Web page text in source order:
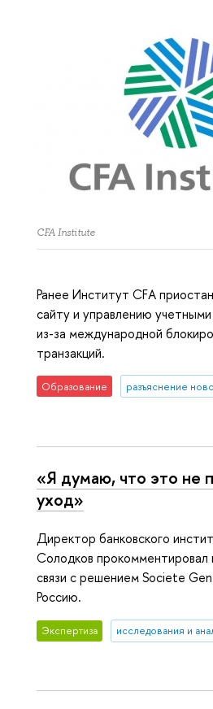
CFA Institute
Ранее Институт CFA
сайту и управлению учетными
из-за международной
транзакций.
Образование разъяснение
«Я думаю, что это не
уход»
Директор банковского
Солодков прокомментировал
связи с решением Societe
Россию.
Экспертиза исследования и